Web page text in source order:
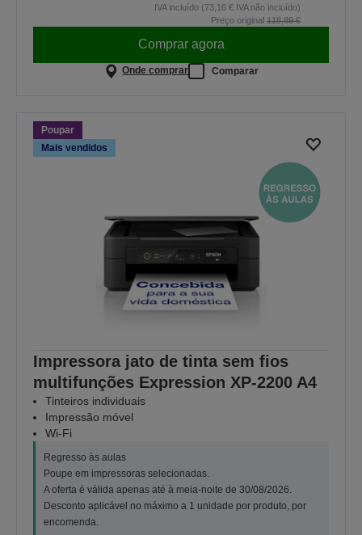
IVA incluído (73,16 € IVA não incluído)
Preço original 118,89 €
Comprar agora
Onde comprar Comparar
Poupar
Mais vendidos
Impressora jato de tinta sem fios
multifunções Expression XP-2200 A4
Tinteiros individuais
Impressão móvel
Wi-Fi
Regresso às aulas
Poupe em impressoras selecionadas.
A oferta é válida apenas até à meia-noite de 30/08/2026.
Desconto aplicável no máximo a 1 unidade por produto, por
encomenda.